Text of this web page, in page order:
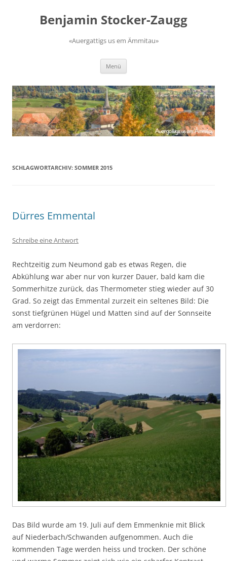
springenBenjamin Stocker-Zaugg
«Auergattigs us em Ämmitau»
Menü
SCHLAGWORTARCHIV: SOMMER 2015
Dürres Emmental
Schreibe eine Antwort
Rechtzeitig zum Neumond gab es etwas Regen, die
Abkühlung war aber nur von kurzer Dauer, bald kam die
Sommerhitze zurück, das Thermometer stieg wieder auf 30
Grad. So zeigt das Emmental zurzeit ein seltenes Bild: Die
sonst tiefgrünen Hügel und Matten sind auf der Sonnseite
am verdorren:
Das Bild wurde am 19. Juli auf dem Emmenknie mit Blick
auf Niederbach/Schwanden aufgenommen. Auch die
kommenden Tage werden heiss und trocken. Der schöne